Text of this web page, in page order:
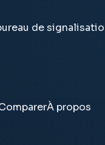
de
À propos